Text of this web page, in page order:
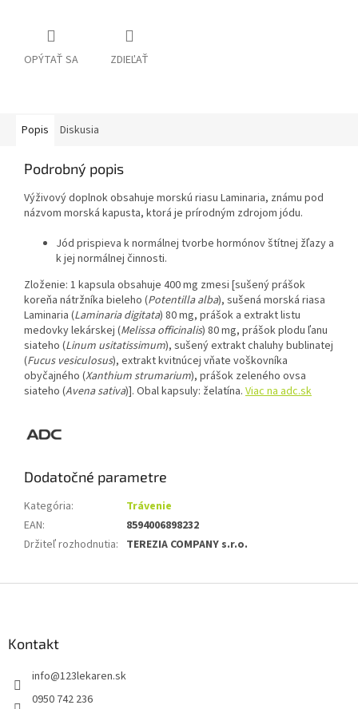
OPÝTAŤ SA ZDIEĽAŤ
Popis Diskusia
Podrobný popis
Výživový doplnok obsahuje morskú riasu Laminaria, známu pod
názvom morská kapusta, ktorá je prírodným zdrojom jódu.
Jód prispieva k normálnej tvorbe hormónov štítnej žľazy a
k jej normálnej činnosti.
Zloženie: 1 kapsula obsahuje 400 mg zmesi [sušený prášok
koreňa nátržníka bieleho (Potentilla alba), sušená morská riasa
Laminaria (Laminaria digitata) 80 mg, prášok a extrakt listu
medovky lekárskej (Melissa officinalis) 80 mg, prášok plodu ľanu
siateho (Linum usitatissimum), sušený extrakt chaluhy bublinatej
(Fucus vesiculosus), extrakt kvitnúcej vňate voškovníka
obyčajného (Xanthium strumarium), prášok zeleného ovsa
siateho (Avena sativa)]. Obal kapsuly: želatína. Viac na adc.sk
Dodatočné parametre
Kategória:
Trávenie
EAN:
8594006898232
Držiteľ rozhodnutia: TEREZIA COMPANY s.r.o.
Kontakt
info@123lekaren.sk
0950 742 236